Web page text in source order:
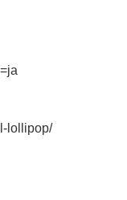
lollipop/